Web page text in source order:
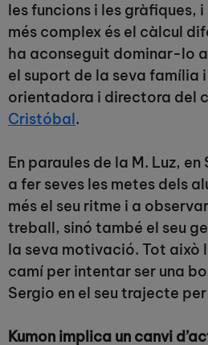
les funcions i les gràfiques,
més complex és el càlcul
ha aconseguit dominar-lo
el suport de la seva família
orientadora i directora del
Cristóbal.
En paraules de la M. Luz,
a fer seves les metes dels
més el seu ritme i a
treball, sinó també el seu
la seva motivació. Tot això
camí per intentar ser una
Sergio en el seu trajecte per
Kumon implica un canvi